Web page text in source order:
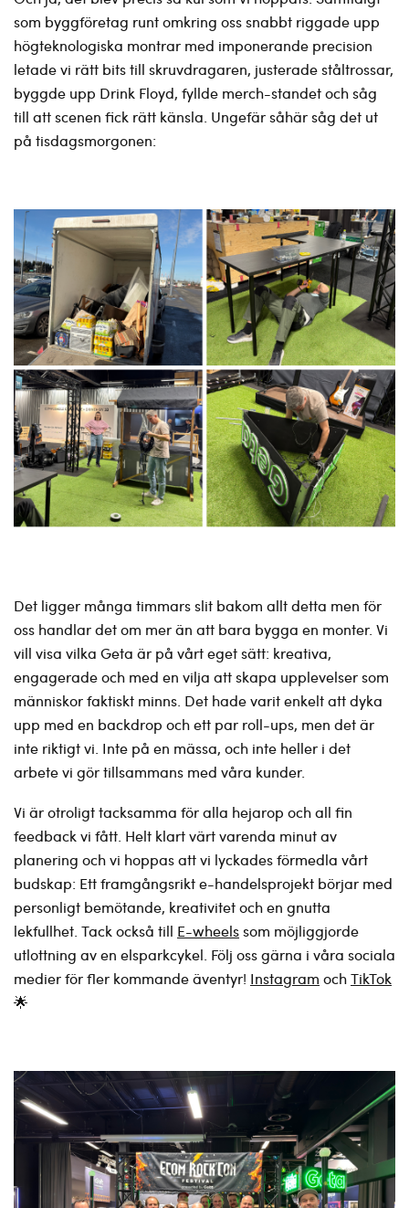
som byggföretag runt omkring oss snabbt riggade upp
högteknologiska montrar med imponerande precision
letade vi rätt bits till skruvdragaren, justerade ståltrossar,
byggde upp Drink Floyd, fyllde merch-standet och såg
till att scenen fick rätt känsla. Ungefär såhär såg det ut
på tisdagsmorgonen:
Det ligger många timmars slit bakom allt detta men för
oss handlar det om mer än att bara bygga en monter. Vi
vill visa vilka Geta är på vårt eget sätt: kreativa,
engagerade och med en vilja att skapa upplevelser som
människor faktiskt minns. Det hade varit enkelt att dyka
upp med en backdrop och ett par roll-ups, men det är
inte riktigt vi. Inte på en mässa, och inte heller i det
arbete vi gör tillsammans med våra kunder.
Vi är otroligt tacksamma för alla hejarop och all fin
feedback vi fått. Helt klart värt varenda minut av
planering och vi hoppas att vi lyckades förmedla vårt
budskap: Ett framgångsrikt e-handelsprojekt börjar med
personligt bemötande, kreativitet och en gnutta
lekfullhet. Tack också till E-wheelssom möjliggjorde
utlottning av en elsparkcykel . Följ oss gärna i våra sociala
medier för fler kommande äventyr! Instagram ochTikTok
🌟